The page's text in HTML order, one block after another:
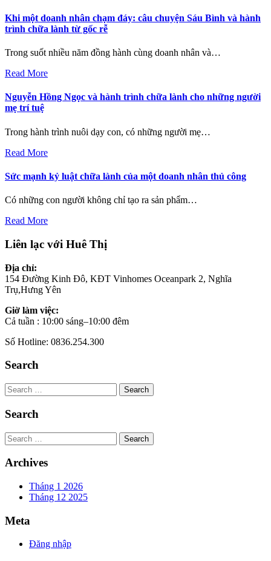
Khi một doanh nhân chạm đáy: câu chuyện Sáu Bình và hành
trình chữa lành từ gốc rễ
Trong suốt nhiều năm đồng hành cùng doanh nhân và…
Read More
Nguyễn Hồng Ngọc và hành trình chữa lành cho những người
mẹ trí tuệ
Trong hành trình nuôi dạy con, có những người mẹ…
Read More
Sức mạnh kỷ luật chữa lành của một doanh nhân thủ công
Có những con người không chỉ tạo ra sản phẩm…
Read More
Liên lạc với Huê Thị
Địa chỉ:
154 Đường Kinh Đô, KĐT Vinhomes Oceanpark 2, Nghĩa
Trụ,Hưng Yên
Giờ làm việc:
Cả tuần : 10:00 sáng–10:00 đêm
Số Hotline: 0836.254.300
Search
Search
Search
Search
Archives
Tháng 1 2026
Tháng 12 2025
Meta
Đăng nhập